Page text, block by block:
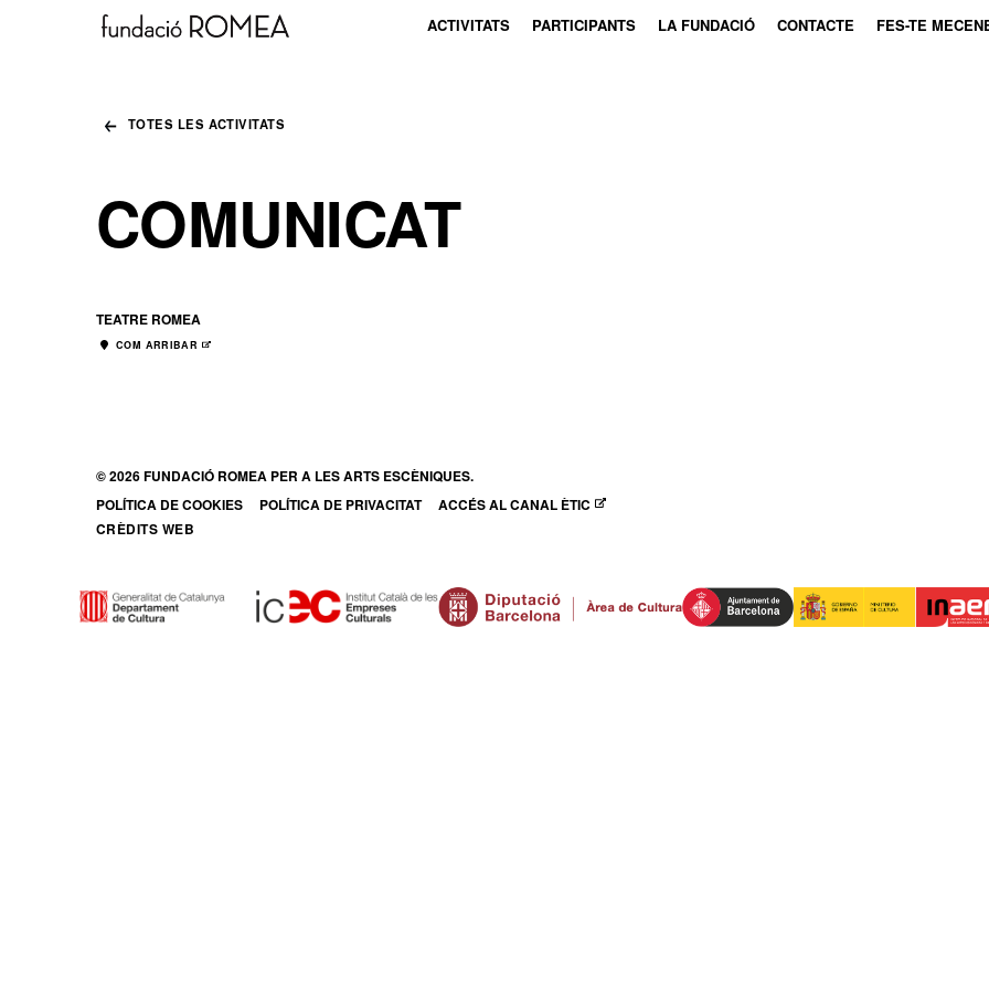
ACTIVITATS PARTICIPANTS LA FUNDACIÓ CONTACTE FES-TE
TOTES LES ACTIVITATS
COMUNICAT
TEATRE ROMEA
COM ARRIBAR ABRE EN NUEVA VENTANA
© 2026 FUNDACIÓ ROMEA PER A LES ARTS ESCÈNIQUES.
POLÍTICA DE COOKIES
POLÍTICA DE PRIVACITAT ACCÉS AL CANAL ÈTIC
ABRE EN NUEVA VENTANA
CRÈDITS WEB